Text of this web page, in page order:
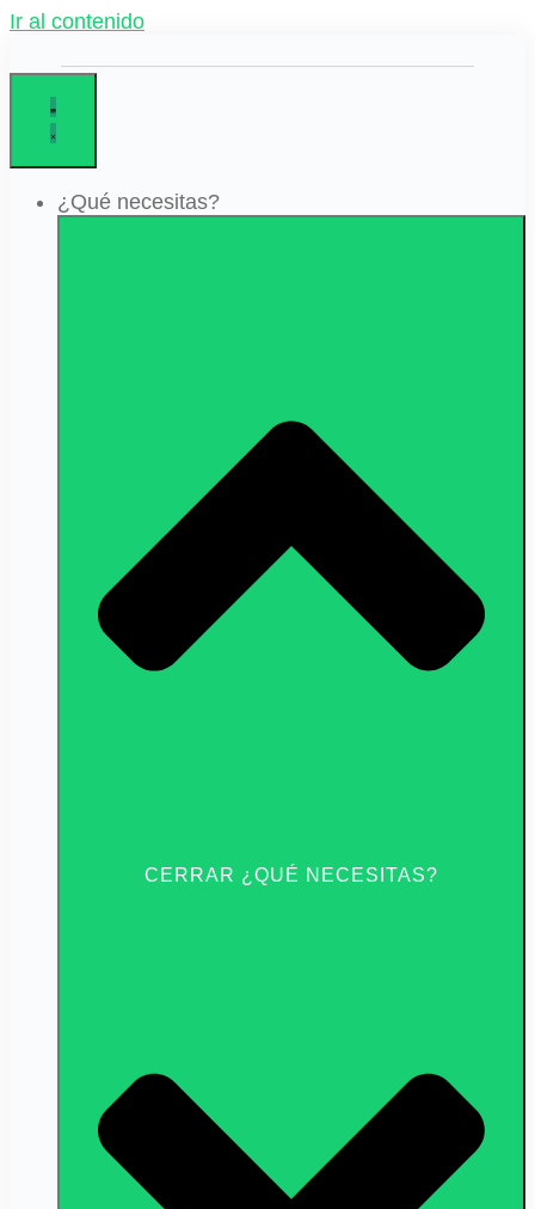
Ir al contenido
¿Qué necesitas?
CERRAR ¿QUÉ NECESITAS?